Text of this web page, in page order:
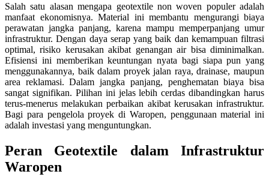
Salah satu alasan mengapa geotextile non woven populer adalah
manfaat ekonomisnya. Material ini membantu mengurangi biaya
perawatan jangka panjang, karena mampu memperpanjang umur
infrastruktur. Dengan daya serap yang baik dan kemampuan filtrasi
optimal, risiko kerusakan akibat genangan air bisa diminimalkan.
Efisiensi ini memberikan keuntungan nyata bagi siapa pun yang
menggunakannya, baik dalam proyek jalan raya, drainase, maupun
area reklamasi. Dalam jangka panjang, penghematan biaya bisa
sangat signifikan. Pilihan ini jelas lebih cerdas dibandingkan harus
terus-menerus melakukan perbaikan akibat kerusakan infrastruktur.
Bagi para pengelola proyek di Waropen, penggunaan material ini
adalah investasi yang menguntungkan.
Peran Geotextile dalam Infrastruktur
Waropen